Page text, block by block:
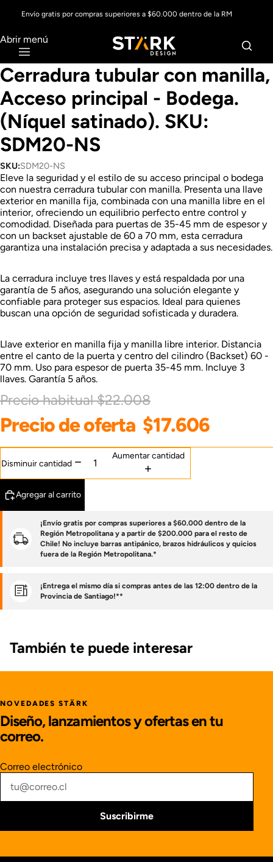
Envío gratis por compras superiores a $60.000 dentro de la RM
Abrir menú
Cerradura tubular con manilla,
Acceso principal - Bodega.
(Níquel satinado). SKU:
SDM20-NS
SKU:SDM20-NS
Eleve la seguridad y el estilo de su acceso principal o bodega
con nuestra cerradura tubular con manilla. Presenta una llave
exterior en manilla fija, combinada con una manilla libre en el
interior, ofreciendo un equilibrio perfecto entre control y
comodidad. Diseñada para puertas de 35-45 mm de espesor y
con un backset ajustable de 60 a 70 mm, esta cerradura
garantiza una instalación precisa y adaptada a sus necesidades.
La cerradura incluye tres llaves y está respaldada por una
garantía de 5 años, asegurando una solución elegante y
confiable para proteger sus espacios. Ideal para quienes
buscan una opción de seguridad sofisticada y duradera.
Llave exterior en manilla fija y manilla libre interior. Distancia
entre el canto de la puerta y centro del cilindro (Backset) 60 -
70 mm. Uso para espesor de puerta 35-45 mm. Incluye 3
llaves. Garantía 5 años.
Precio habitual$22.008
Precio de oferta $17.606
Disminuir cantidad
Aumentar cantidad
Agregar al carrito
¡Envío gratis por compras superiores a $60.000 dentro de la
Región Metropolitana y a partir de $200.000 para el resto de
Chile! No incluye barras antipánico, brazos hidráulicos y quicios
fuera de la Región Metropolitana.*
¡Entrega el mismo día si compras antes de las 12:00 dentro de la
Provincia de Santiago!**
También te puede interesar
NOVEDADES STÄRK
Diseño, lanzamientos y ofertas en tu
correo.
Correo electrónico
Suscribirme